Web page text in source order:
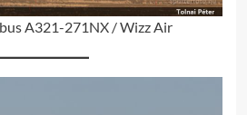
A321-271NX / Wizz Air